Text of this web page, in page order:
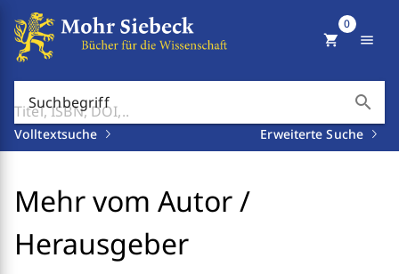
Suchbegriff search
Volltextsuche Erweiterte Suche
shopping_cart
0
menu
Mehr vom Autor /
Herausgeber